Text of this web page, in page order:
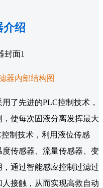
介绍
器内部结构图
用了先进的PLC控制技术，
使每次固液分离发挥最大
制技术，利用液位传感
传感器、流量传感器、变
通过智能感应控制过滤过
接触，从而实现高救自动